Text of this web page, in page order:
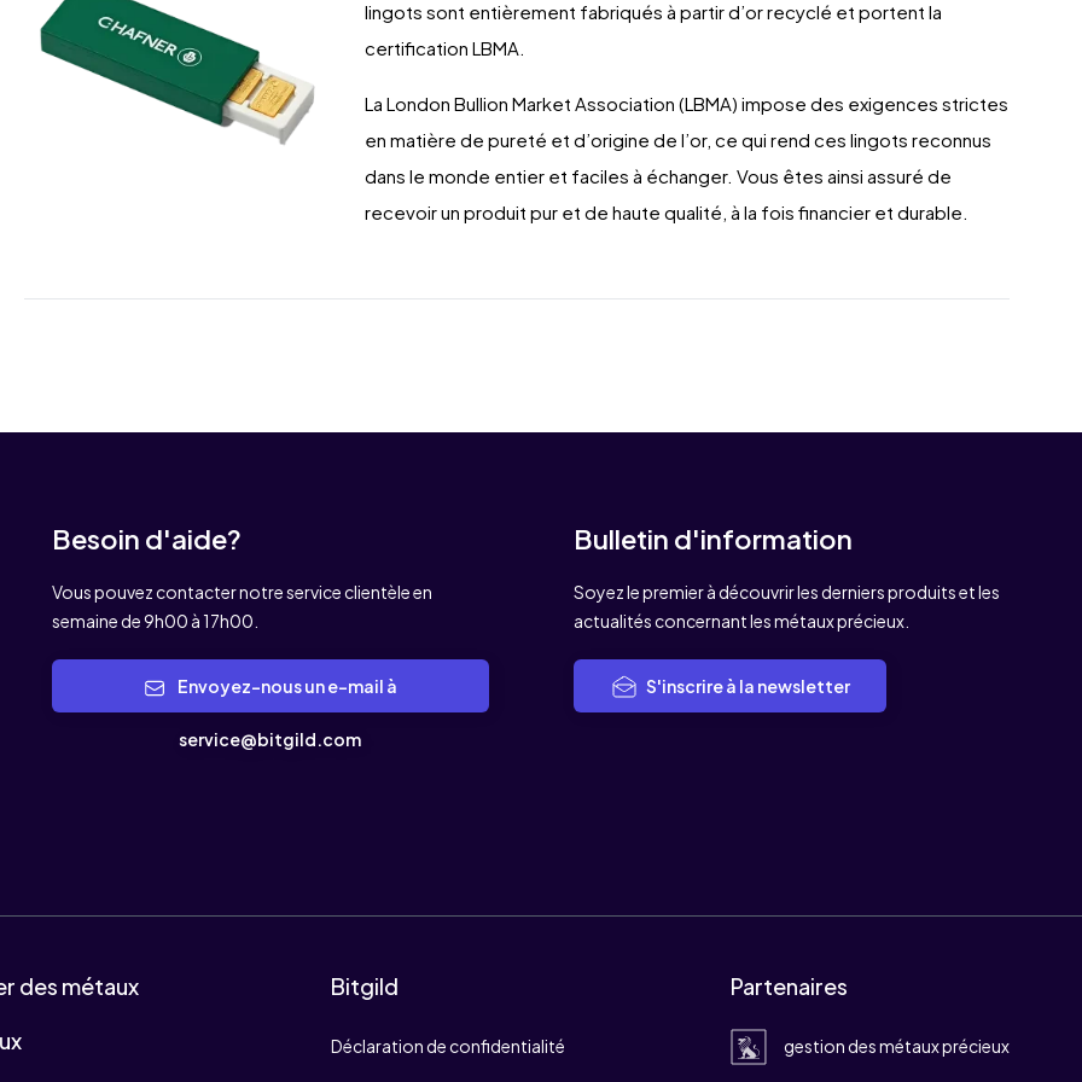
lingots sont entièrement fabriqués à partir d’or recyclé et portent la
certification LBMA.
La London Bullion Market Association (LBMA) impose des exigences strictes
en matière de pureté et d’origine de l’or, ce qui rend ces lingots reconnus
dans le monde entier et faciles à échanger. Vous êtes ainsi assuré de
recevoir un produit pur et de haute qualité, à la fois financier et durable.
Besoin d'aide?
Vous pouvez contacter notre service clientèle en
semaine de 9h00 à 17h00.
service@bitgild.com
Bulletin d'information
Soyez le premier à découvrir les derniers produits et les
actualités concernant les métaux précieux.
S'inscrire à la newsletter
des métaux
Bitgild
Déclaration de confidentialité
Partenaires
gestion des métaux précieux